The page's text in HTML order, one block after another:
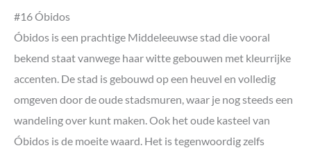
#16 Óbidos
Óbidos is een prachtige Middeleeuwse stad die vooral
bekend staat vanwege haar witte gebouwen met kleurrijke
accenten. De stad is gebouwd op een heuvel en volledig
omgeven door de oude stadsmuren, waar je nog steeds een
wandeling over kunt maken. Ook het oude kasteel van
Óbidos is de moeite waard. Het is tegenwoordig zelfs